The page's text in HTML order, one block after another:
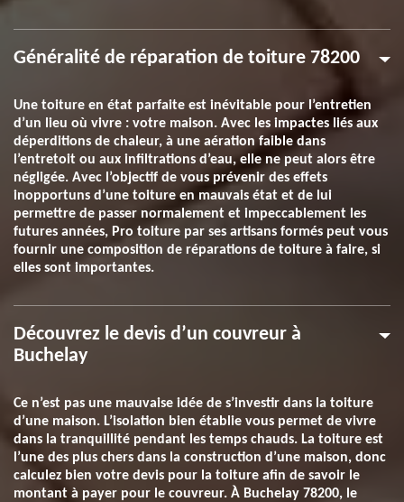
Généralité de réparation de toiture 78200
Une toiture en état parfaite est inévitable pour l’entretien
d’un lieu où vivre : votre maison. Avec les impactes liés aux
déperditions de chaleur, à une aération faible dans
l’entretoit ou aux infiltrations d’eau, elle ne peut alors être
négligée. Avec l’objectif de vous prévenir des effets
inopportuns d’une toiture en mauvais état et de lui
permettre de passer normalement et impeccablement les
futures années, Pro toiture par ses artisans formés peut vous
fournir une composition de réparations de toiture à faire, si
elles sont importantes.
Découvrez le devis d’un couvreur à
Buchelay
Ce n’est pas une mauvaise idée de s’investir dans la toiture
d’une maison. L’isolation bien établie vous permet de vivre
dans la tranquillité pendant les temps chauds. La toiture est
l’une des plus chers dans la construction d’une maison, donc
calculez bien votre devis pour la toiture afin de savoir le
montant à payer pour le couvreur. À Buchelay 78200, le